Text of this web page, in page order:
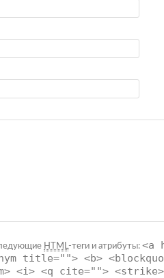
HTML-теги и атрибуты: <a
title=""> <b>
<i> <q cite="">